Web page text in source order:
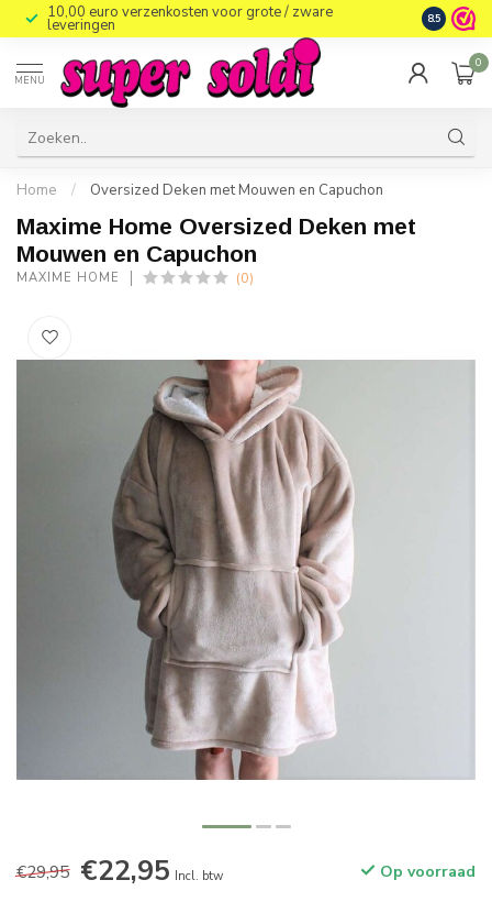
10,00 euro verzenkosten voor grote / zware
leveringen 8.5
MENU
0
Home / Oversized Deken met Mouwen en Capuchon
Maxime Home Oversized Deken met
Mouwen en Capuchon
MAXIME HOME (0)
€29,95 €22,95 Incl. btw Op voorraad